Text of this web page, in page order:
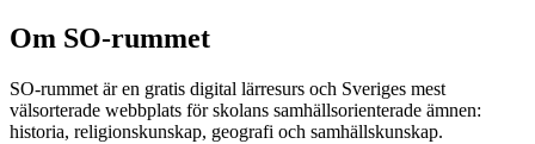
Om SO-rummet
SO-rummet är en gratis digital lärresurs och Sveriges mest
välsorterade webbplats för skolans samhällsorienterade ämnen:
historia, religionskunskap, geografi och samhällskunskap.